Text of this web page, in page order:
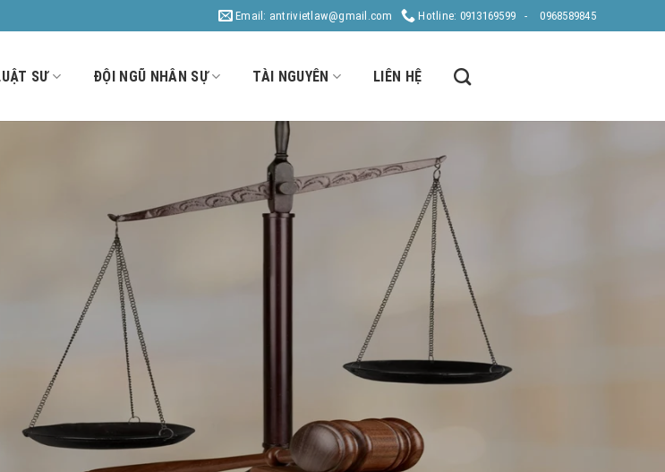
Email: antrivietlaw@gmail.com Hotline: 0913169599 - 0968589845
SƯ ĐỘI NGŨ NHÂN SỰ TÀI NGUYÊN LIÊN HỆ